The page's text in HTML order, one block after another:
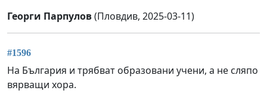
Георги Парпулов(Пловдив, 2025-03-11)
#1596
На България и трябват образовани учени, а не сляпо
вярващи хора.